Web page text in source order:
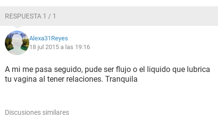
RESPUESTA 1 / 1
Alexa31Reyes
18 jul 2015 a las 19:16
A mi me pasa seguido, pude ser flujo o el liquido que lubrica
tu vagina al tener relaciones. Tranquila
Discusiones similares